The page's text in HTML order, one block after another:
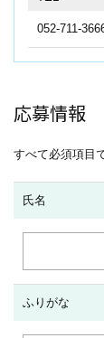
052-711-
応募情報
すべて必須項目
氏名
ふりがな